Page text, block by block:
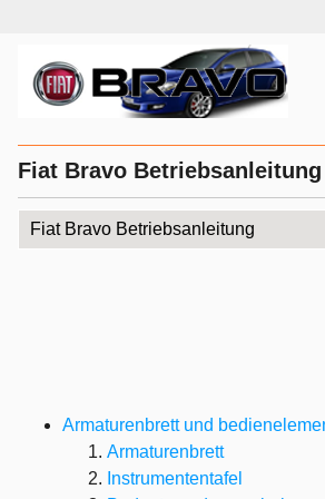
Fiat Bravo Betriebsanleitung
Fiat Bravo Betriebsanleitung
Armaturenbrett und
Armaturenbrett
Instrumententafel